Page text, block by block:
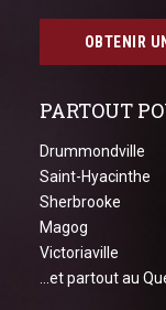
OBTENIR
PARTOUT
Drummondville
Saint-Hyacinthe
Sherbrooke
Magog
Victoriaville
...et partout au